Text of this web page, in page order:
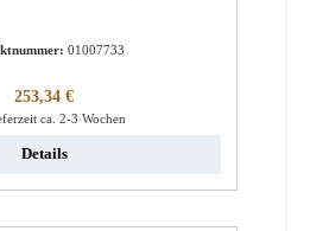
01007733
Regulärer Preis:
253,34 €
ca. 2-3 Wochen
Details